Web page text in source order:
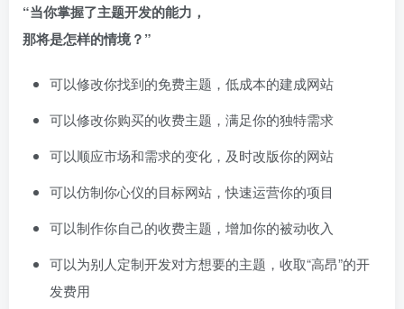
“当你掌握了主题开发的能力，
那将是怎样的情境？”
可以修改你找到的免费主题，低成本的建成网站
可以修改你购买的收费主题，满足你的独特需求
可以顺应市场和需求的变化，及时改版你的网站
可以仿制你心仪的目标网站，快速运营你的项目
可以制作你自己的收费主题，增加你的被动收入
可以为别人定制开发对方想要的主题，收取“高昂”的开
发费用